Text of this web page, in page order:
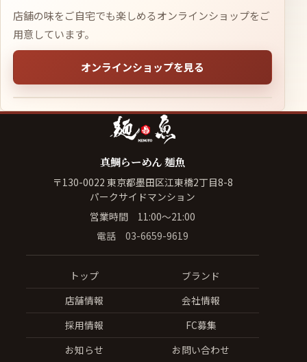
店舗の味をご自宅でも楽しめるオンラインショップをご
用意しています。
オンラインショップを見る
真鯛らーめん 麺魚
〒130-0022 東京都墨田区江東橋2丁目8-8
パークサイドマンション
営業時間 11:00〜21:00
電話 03-6659-9619
トップ
ブランド
店舗情報
会社情報
採用情報
FC募集
お知らせ
お問い合わせ